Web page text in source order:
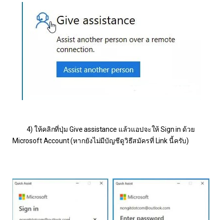
4) ให้คลิกที่ปุ่ม Give assistance แล้วแอปจะให้ Sign in ด้วย
Microsoft Account (หากยังไม่มีบัญชีดูวิธีสมัครที่ Link นี้ครับ)